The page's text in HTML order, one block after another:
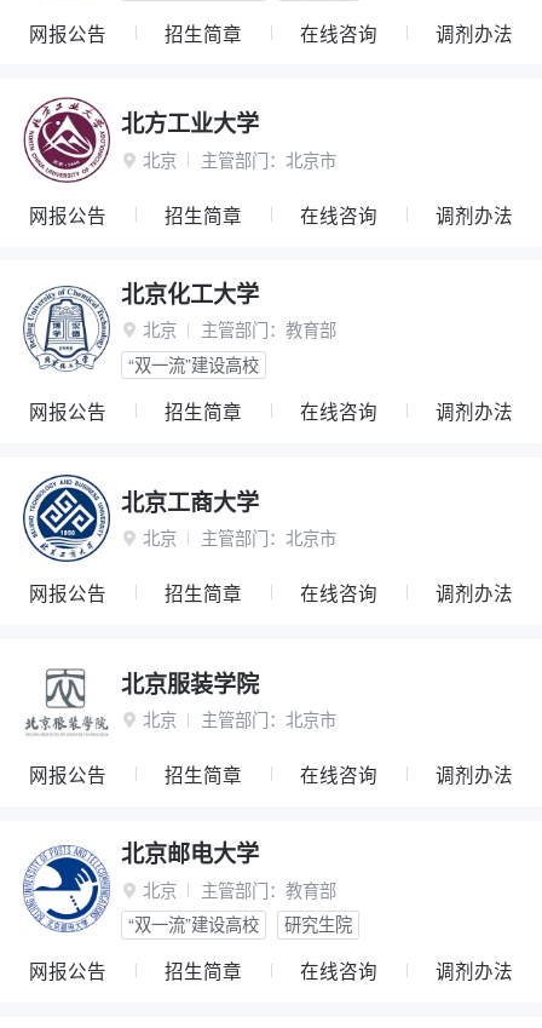
网报公告 招生简章 在线咨询 调剂办法
北方工业大学
 北京 主管部门： 北京市
网报公告 招生简章 在线咨询 调剂办法
北京化工大学
 北京 主管部门： 教育部
“双一流”建设高校
网报公告 招生简章 在线咨询 调剂办法
北京工商大学
 北京 主管部门： 北京市
网报公告 招生简章 在线咨询 调剂办法
北京服装学院
 北京 主管部门： 北京市
网报公告 招生简章 在线咨询 调剂办法
北京邮电大学
 北京 主管部门： 教育部
“双一流”建设高校
研究生院
网报公告 招生简章 在线咨询 调剂办法